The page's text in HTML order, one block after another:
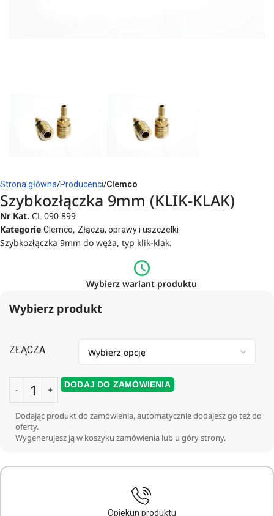
Strona główna Producenci Clemco
Szybkozłączka 9mm (KLIK-KLAK)
Nr Kat. CL 090 899
Kategorie Clemco, Złącza, oprawy i uszczelki
Szybkozłączka 9mm do węża, typ klik-klak.
Wybierz wariant produktu
Wybierz produkt
ZŁĄCZA
DODAJ DO ZAMÓWIENIA
Dodając produkt do zamówienia, automatycznie dodajesz go też do
oferty.
Wygenerujesz ją w koszyku zamówienia lub u góry strony.
Opiekun produktu